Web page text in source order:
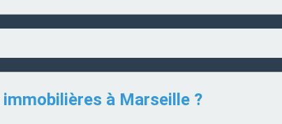
à Marseille ?